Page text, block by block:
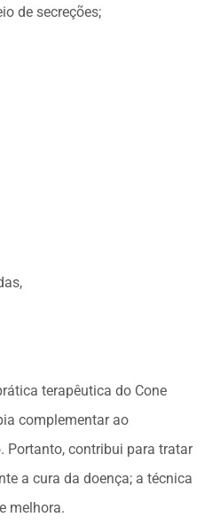
de secreções;
terapêutica do Cone
complementar ao
Portanto, contribui para tratar
a cura da doença; a técnica
melhora.